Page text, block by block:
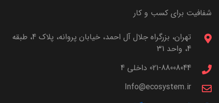
شفافیت برای کسب و کار
تهران، بزرگراه جلال آل احمد، خیابان پروانه، پلاک 4، طبقه
4، واحد 31
021-88008044 داخلی 4
Info@ecosystem.ir